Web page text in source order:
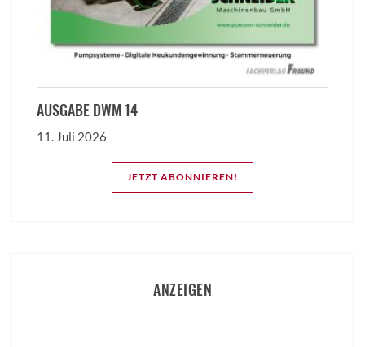
AUSGABE DWM 14
11. Juli 2026
JETZT ABONNIEREN!
ANZEIGEN